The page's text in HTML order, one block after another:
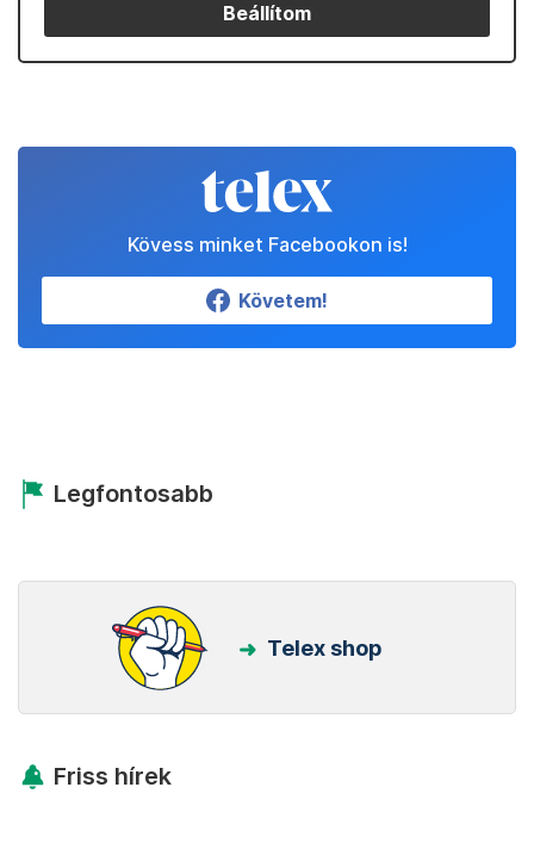
Beállítom
Kövess minket Facebookon is!
Követem!
Legfontosabb
Telex shop
Friss hírek